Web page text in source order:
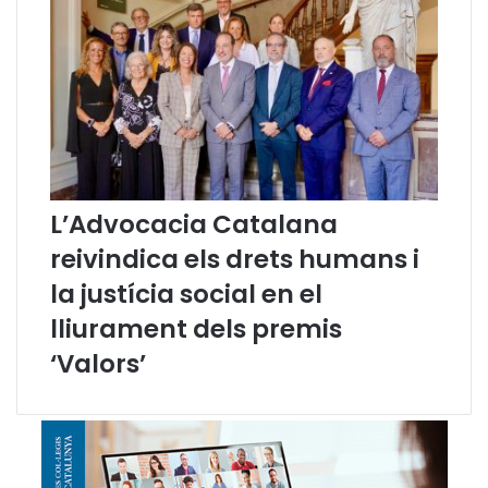
l
S
e
r
v
i
d
'
O
r
i
n
c
ó
J
L’Advocacia Catalana
reivindica els drets humans i
la justícia social en el
lliurament dels premis
‘Valors’